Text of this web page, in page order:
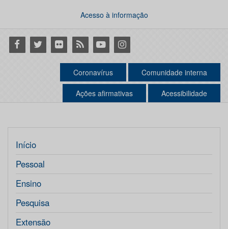
Acesso à informação
Facebook
Twitter Flickr RSS YoutubeInstagram
Coronavírus Comunidade interna
Ações afirmativas Acessibilidade
Início
Pessoal
Ensino
Pesquisa
Extensão